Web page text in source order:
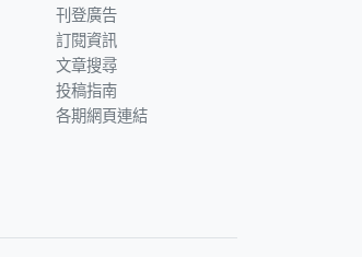
刊登廣告
訂閱資訊
文章搜尋
投稿指南
各期網頁連結